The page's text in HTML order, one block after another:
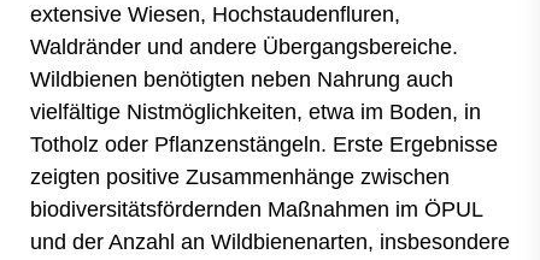
extensive Wiesen, Hochstaudenfluren,
Waldränder und andere Übergangsbereiche.
Wildbienen benötigten neben Nahrung auch
vielfältige Nistmöglichkeiten, etwa im Boden, in
Totholz oder Pflanzenstängeln. Erste Ergebnisse
zeigten positive Zusammenhänge zwischen
biodiversitätsfördernden Maßnahmen im ÖPUL
und der Anzahl an Wildbienenarten, insbesondere